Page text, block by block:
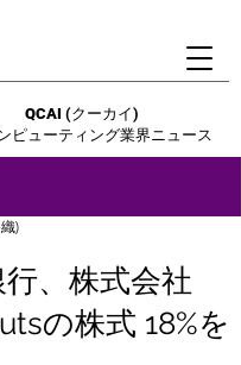
QCAI (クーカイ)
ピューティング業界ニュース
、株式会社
の株式 18%を
)